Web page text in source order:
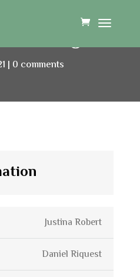
0 comments
Justina Robert
Daniel Riquest